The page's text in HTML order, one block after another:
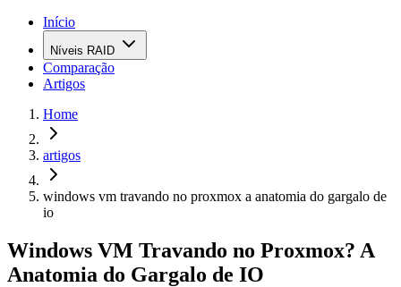
Início
Níveis RAID
Comparação
Artigos
Home
artigos
windows vm travando no proxmox a anatomia do gargalo de
io
Windows VM Travando no Proxmox? A
Anatomia do Gargalo de IO